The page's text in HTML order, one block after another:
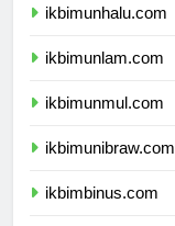
ikbimunhalu.com
ikbimunlam.com
ikbimunmul.com
ikbimunibraw.com
ikbimbinus.com